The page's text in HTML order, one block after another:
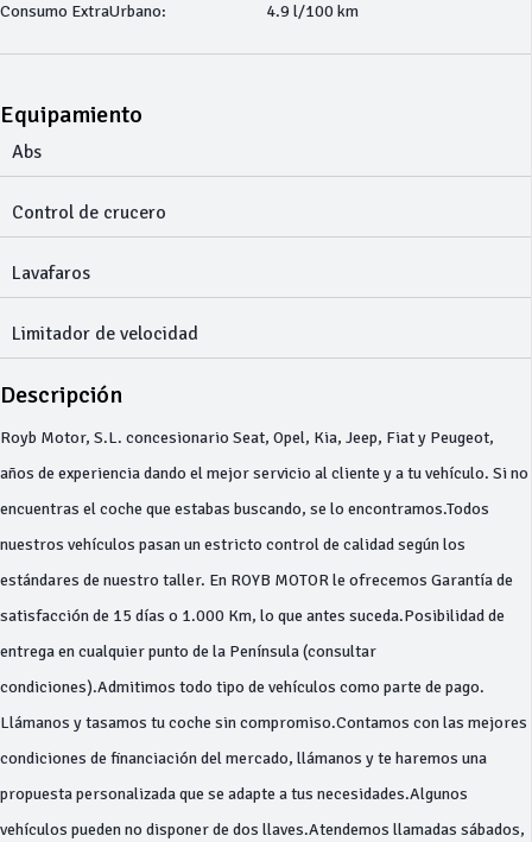
Consumo ExtraUrbano: 4.9 l/100 km
Equipamiento
Abs
Control de crucero
Lavafaros
Limitador de velocidad
Descripción
Royb Motor, S.L. concesionario Seat, Opel, Kia, Jeep, Fiat y Peugeot,
años de experiencia dando el mejor servicio al cliente y a tu vehículo. Si no
encuentras el coche que estabas buscando, se lo encontramos.Todos
nuestros vehículos pasan un estricto control de calidad según los
estándares de nuestro taller. En ROYB MOTOR le ofrecemos Garantía de
satisfacción de 15 días o 1.000 Km, lo que antes suceda.Posibilidad de
entrega en cualquier punto de la Península (consultar
condiciones).Admitimos todo tipo de vehículos como parte de pago.
Llámanos y tasamos tu coche sin compromiso.Contamos con las mejores
condiciones de financiación del mercado, llámanos y te haremos una
propuesta personalizada que se adapte a tus necesidades.Algunos
vehículos pueden no disponer de dos llaves.Atendemos llamadas sábados,